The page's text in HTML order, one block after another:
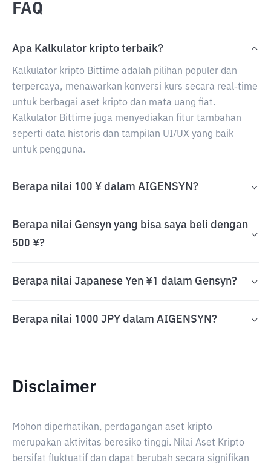
FAQ
Apa Kalkulator kripto terbaik?
Kalkulator kripto Bittime adalah pilihan populer dan
terpercaya, menawarkan konversi kurs secara real-time
untuk berbagai aset kripto dan mata uang fiat.
Kalkulator Bittime juga menyediakan fitur tambahan
seperti data historis dan tampilan UI/UX yang baik
untuk pengguna.
Berapa nilai 100 ¥ dalam AIGENSYN?
Berapa nilai Gensyn yang bisa saya beli dengan
500 ¥?
Berapa nilai Japanese Yen ¥1 dalam Gensyn?
Berapa nilai 1000 JPY dalam AIGENSYN?
Disclaimer
Mohon diperhatikan, perdagangan aset kripto
merupakan aktivitas beresiko tinggi. Nilai Aset Kripto
bersifat fluktuatif dan dapat berubah secara signifikan